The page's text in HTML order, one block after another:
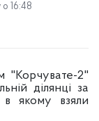
о 16:48
"Корчувате-2"
ділянці за
в якому взяли